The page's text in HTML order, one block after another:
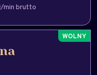
min brutto